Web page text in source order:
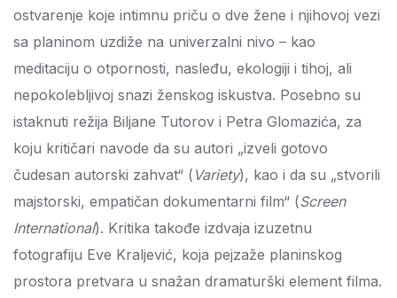
ostvarenje koje intimnu priču o dve žene i njihovoj vezi
sa planinom uzdiže na univerzalni nivo – kao
meditaciju o otpornosti, nasleđu, ekologiji i tihoj, ali
nepokolebljivoj snazi ženskog iskustva. Posebno su
istaknuti režija Biljane Tutorov i Petra Glomazića, za
koju kritičari navode da su autori „izveli gotovo
čudesan autorski zahvat“ ( Variety), kao i da su „stvorili
majstorski, empatičan dokumentarni film“ (Screen
International). Kritika takođe izdvaja izuzetnu
fotografiju Eve Kraljević, koja pejzaže planinskog
prostora pretvara u snažan dramaturški element filma.